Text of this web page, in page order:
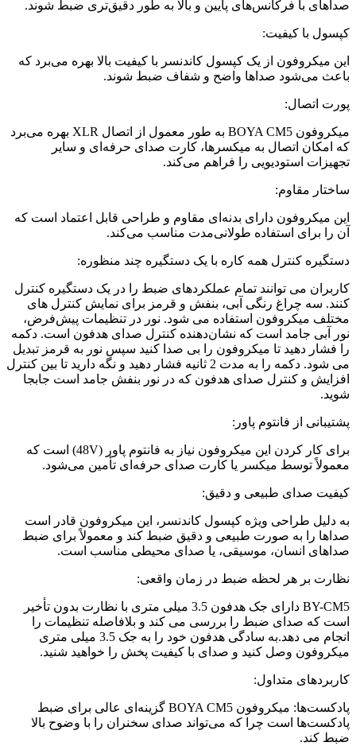
صداهای با فرکانس‌های پایین و بالا به طور دقیق‌تری ضبط شوند.
کپسول با کیفیت:
این میکروفون از یک کپسول کاندنسر با کیفیت بالا بهره می‌برد که
باعث می‌شود صداها واضح و شفاف ضبط شوند.
پورت اتصال:
میکروفون BOYA CM5 به طور معمول از اتصال XLR بهره می‌برد
که امکان اتصال به میکسرها، کارت صدای حرفه‌ای و سایر
تجهیزات استودیویی را فراهم می‌کند.
ساختار مقاوم:
این میکروفون دارای بدنه‌ای مقاوم و طراحی قابل اعتماد است که
آن را برای استفاده طولانی‌مدت مناسب می‌کند.
دستگیره کنترل همه کاره با یک دستگیره چند منظوره:
کاربران می توانند تمام عملکردهای ضبط را در یک دستگیره کنترل
کنند. سه چراغ رنگی آبی، بنفش و قرمز برای نمایش کنترل های
مختلف میکروفون استفاده می شود. نور در تنظیمات پیش‌فرض،
نور آبی جامد است که نشان‌دهنده کنترل صدای هدفون است. دکمه
را فشار دهید تا میکروفون را بی صدا کنید سپس نور به قرمز تبدیل
می شود. دکمه را به مدت 2 ثانیه فشار دهید و نگه دارید تا بین کنترل
افزایش و کنترل صدای هدفون که در نور بنفش جامد است جابجا
شوید.
پشتیبانی از فانتوم پاور:
برای کار کردن این میکروفون نیاز به فانتوم پاور (48V) است که
معمولاً توسط میکسر یا کارت صدای حرفه‌ای تأمین می‌شود.
کیفیت صدای طبیعی و دقیق:
به دلیل طراحی ویژه کپسول کاندنسر، این میکروفون قادر است
صداها را به صورت طبیعی و دقیق ضبط کند و معمولاً برای ضبط
صداهای انسان، موسیقی، یا صدای محیطی مناسب است.
نظارت بر هر لحظه ضبط در زمان واقعی:
BY-CM5 دارای جک هدفون 3.5 میلی متری با نظارت بدون تأخیر
است که صدای ضبط را بررسی می کند و بلافاصله تنظیمات را
انجام می دهد.به سادگی هدفون خود را به جک 3.5 میلی متری
میکروفون وصل کنید و صدای با کیفیت پخش را خواهید شنید.
کاربردهای متداول:
پادکست‌ها: میکروفون BOYA CM5 گزینه‌ای عالی برای ضبط
پادکست‌ها است چرا که می‌تواند صدای سخنران را با وضوح بالا
ضبط کند.